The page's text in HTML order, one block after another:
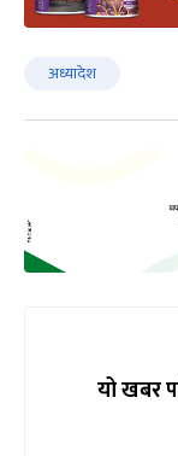
अध्यादेश
यो खबर